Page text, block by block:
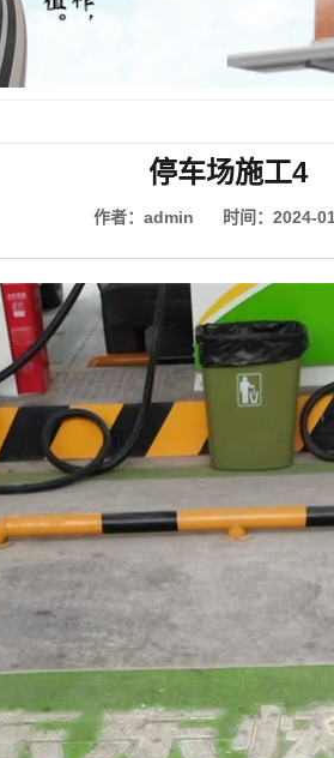
停车场施工4
作者：admin 时间：2024-